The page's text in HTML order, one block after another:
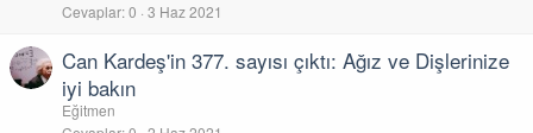
Cevaplar 0 3 Haz 2021
Can Kardeş'in 377. sayısı çıktı: Ağız ve Dişlerinize
iyi bakın
Eğitmen